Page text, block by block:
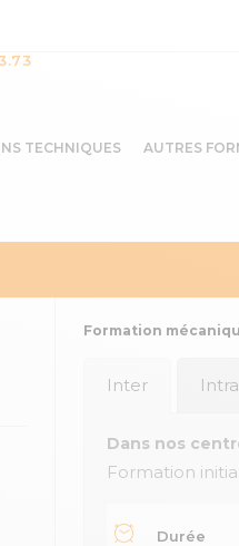
TECHNIQUES AUTRES
Formation
Inter Intra
Dans nos
Formation
Durée